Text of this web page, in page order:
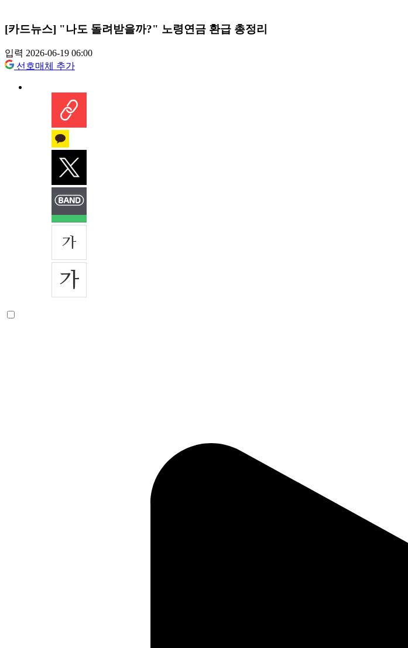
[카드뉴스] "나도 돌려받을까?" 노령연금 환급 총정리
입력 2026-06-19 06:00
선호매체 추가